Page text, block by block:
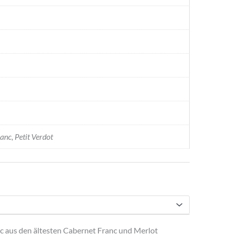
Petit Verdot
aus den ältesten Cabernet Franc und Merlot